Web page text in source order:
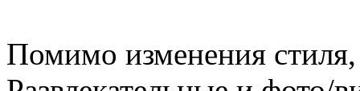
Помимо изменения